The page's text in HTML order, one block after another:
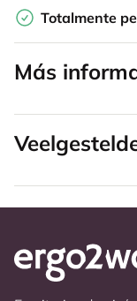
Totalmente
Más